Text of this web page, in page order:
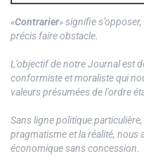
«Contrarier» signifie
précis faire obstacle.
L’objectif de notre Journal est
conformiste et moraliste qui
valeurs présumées de l’ordre
Sans ligne politique
pragmatisme et la réalité, nous
économique sans concession.